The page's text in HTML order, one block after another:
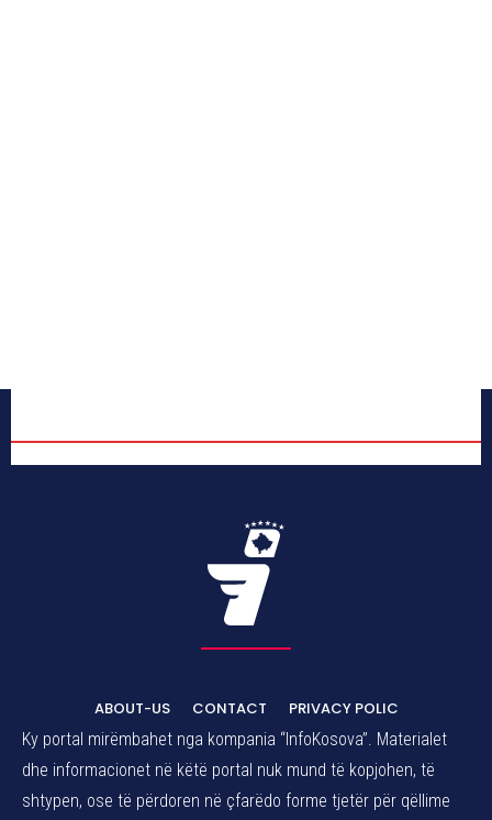
ABOUT-US CONTACT
PRIVACY POLIC
Ky portal mirëmbahet nga kompania “InfoKosova”. Materialet
dhe informacionet në këtë portal nuk mund të kopjohen, të
shtypen, ose të përdoren në çfarëdo forme tjetër për qëllime